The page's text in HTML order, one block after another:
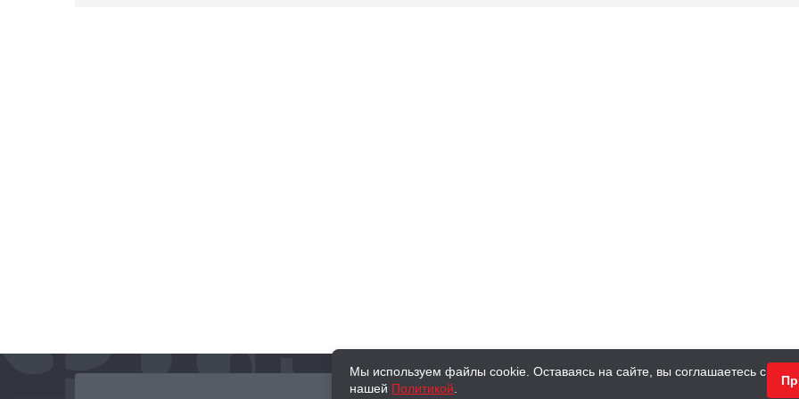
Мы используем файлы cookie. Оставаясь на сайте, вы соглашаетесь с
нашей Политикой